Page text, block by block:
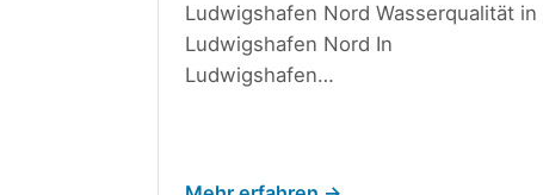
Ludwigshafen Nord Wasserqualität in
Ludwigshafen Nord In
Ludwigshafen…